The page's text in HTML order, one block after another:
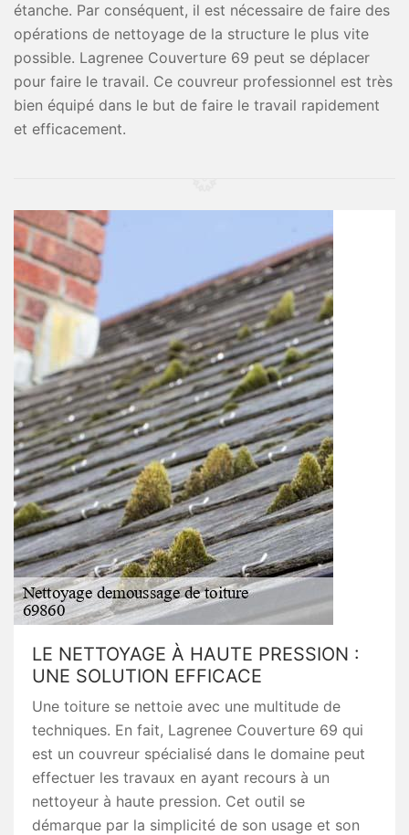
étanche. Par conséquent, il est nécessaire de faire des
opérations de nettoyage de la structure le plus vite
possible. Lagrenee Couverture 69 peut se déplacer
pour faire le travail. Ce couvreur professionnel est très
bien équipé dans le but de faire le travail rapidement
et efficacement.
LE NETTOYAGE À HAUTE PRESSION :
UNE SOLUTION EFFICACE
Une toiture se nettoie avec une multitude de
techniques. En fait, Lagrenee Couverture 69 qui
est un couvreur spécialisé dans le domaine peut
effectuer les travaux en ayant recours à un
nettoyeur à haute pression. Cet outil se
démarque par la simplicité de son usage et son